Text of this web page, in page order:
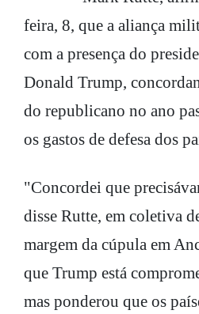
feira, 8, que a aliança
com a presença do
Donald Trump,
do republicano no ano
os gastos de defesa dos
"Concordei que
disse Rutte, em coletiva
margem da cúpula em
que Trump está
mas ponderou que os